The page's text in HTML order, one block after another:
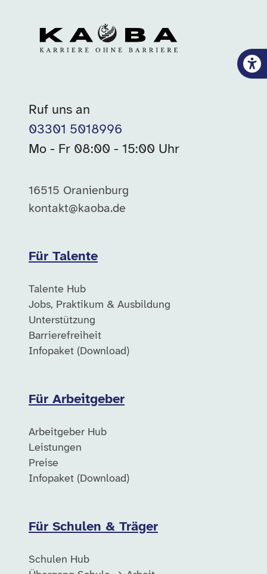
Ruf uns an
03301 5018996
Mo - Fr 08:00 - 15:00 Uhr
16515 Oranienburg
kontakt@kaoba.de
Für Talente
Talente Hub
Jobs, Praktikum & Ausbildung
Unterstützung
Barrierefreiheit
Infopaket (Download)
Für Arbeitgeber
Arbeitgeber Hub
Leistungen
Preise
Infopaket (Download)
Für Schulen & Träger
Schulen Hub